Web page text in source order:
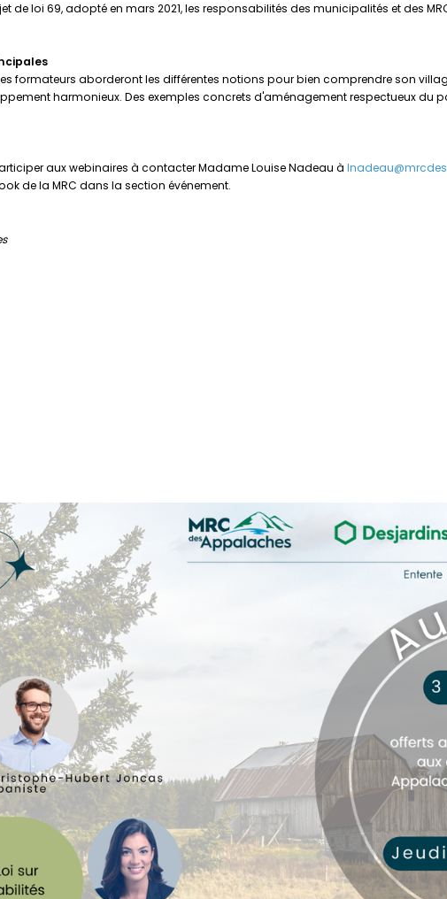
loi 69, adopté en mars 2021, les responsabilités des municipalités et des
formateurs aborderont les différentes notions pour bien comprendre son
harmonieux. Des exemples concrets d'aménagement respectueux du
aux webinaires à contacter Madame Louise Nadeau à
de la MRC dans la section événement.